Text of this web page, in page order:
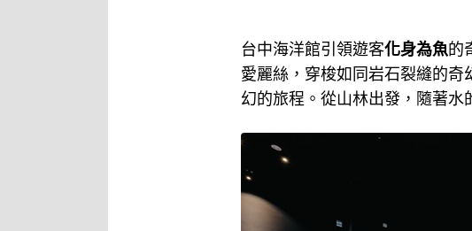
台中海洋館引領遊客化身為魚的
愛麗絲，穿梭如同岩石裂縫的
幻的旅程。從山林出發，隨著水